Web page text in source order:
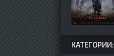
КАТЕГОРИИ: